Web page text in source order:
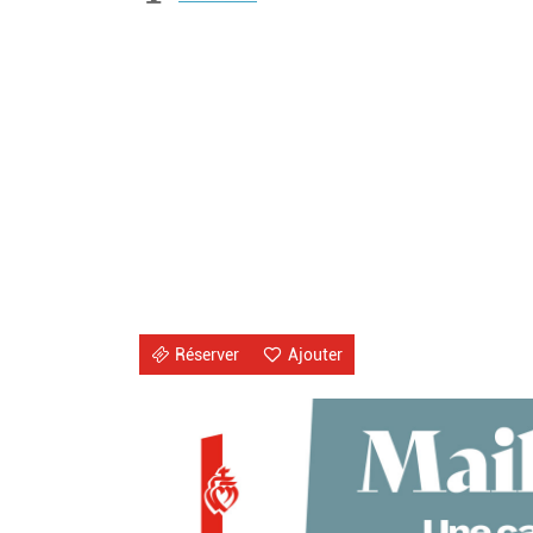
Ajouter
Réserver